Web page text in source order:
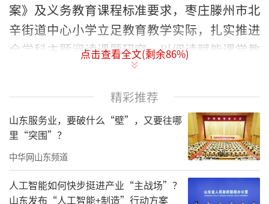
案》及义务教育课程标准要求，枣庄滕州市北
辛街道中心小学立足教育教学实际，扎实推进
全学科主题阅读课题研究，以阅读赋能课堂教
学改革，以书香滋养少年心灵成长，着力构建
全方位、多层次、跨学科的阅读育人体系。
近日，滕州市北辛街道中心小学全学科主
题阅读课题顺利完成中期报告整理与答辩工
作。此次总结，是学校紧扣时代育人主题、深
化教育教学改革的一次阶段性成果展示。课题
组全面梳理了课题研究以来的实践成效，系统
点击查看全文(剩余86%)
精彩推荐
山东服务业，要破什么“壁”，又要往哪
里“突围”？
中华网山东频道
人工智能如何快步挺进产业“主战场”？
山东发布“人工智能+制造”行动方案